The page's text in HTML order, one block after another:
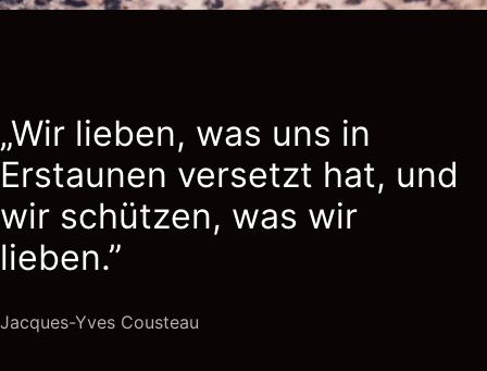
„Wir lieben, was uns in
Erstaunen versetzt hat, und
wir schützen, was wir
lieben.”
Jacques-Yves Cousteau